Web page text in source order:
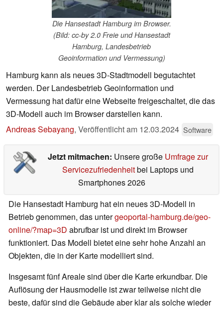
Die Hansestadt Hamburg im Browser.
(Bild: cc-by 2.0 Freie und Hansestadt
Hamburg, Landesbetrieb
Geoinformation und Vermessung)
Hamburg kann als neues 3D-Stadtmodell begutachtet
werden. Der Landesbetrieb Geoinformation und
Vermessung hat dafür eine Webseite freigeschaltet, die das
3D-Modell auch im Browser darstellen kann.
Andreas Sebayang, Veröffentlicht am 12.03.2024 Software
Jetzt mitmachen: Unsere große Umfrage zur
Servicezufriedenheitbei Laptops und
Smartphones 2026
Die Hansestadt Hamburg hat ein neues 3D-Modell in
Betrieb genommen, das untergeoportal-hamburg.de/geo-
online/?map=3D abrufbar ist und direkt im Browser
funktioniert. Das Modell bietet eine sehr hohe Anzahl an
Objekten, die in der Karte modelliert sind.
Insgesamt fünf Areale sind über die Karte erkundbar. Die
Auflösung der Hausmodelle ist zwar teilweise nicht die
beste, dafür sind die Gebäude aber klar als solche wieder